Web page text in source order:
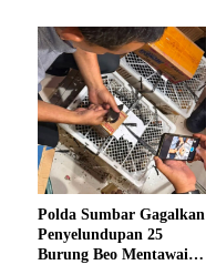
Polda Sumbar Gagalkan
Penyelundupan 25
Burung Beo Mentawai,